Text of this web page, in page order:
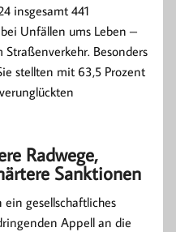
insgesamt 441
Unfällen ums Leben –
Besonders
stellten mit 63,5 Prozent
Radwege,
Sanktionen
gesellschaftliches
Appell an die